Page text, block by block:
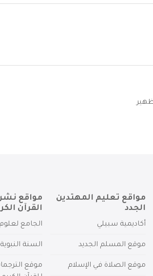
ظهير
مواقع تعليم المهتدين
الجدد
أكاديمية سبيلي
موقع المسلم الجديد
موقع الصلاة في الإسلام
مواقع
القرآن
الجامع
السنة
موقع